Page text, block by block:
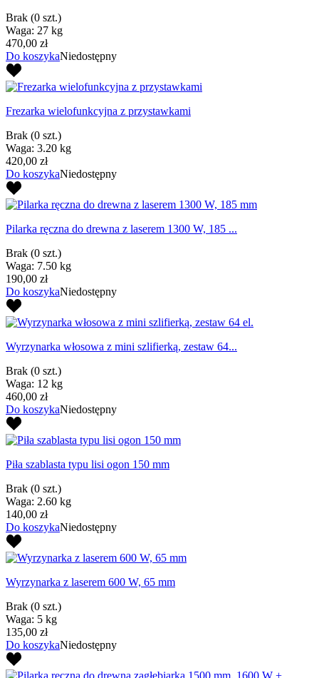
Brak (0 szt.)
Waga: 27 kg
470,00 zł
Do koszykaNiedostępny
Frezarka wielofunkcyjna z przystawkami
Brak (0 szt.)
Waga: 3.20 kg
420,00 zł
Do koszykaNiedostępny
Pilarka ręczna do drewna z laserem 1300 W, 185 ...
Brak (0 szt.)
Waga: 7.50 kg
190,00 zł
Do koszykaNiedostępny
Wyrzynarka włosowa z mini szlifierką, zestaw 64...
Brak (0 szt.)
Waga: 12 kg
460,00 zł
Do koszykaNiedostępny
Piła szablasta typu lisi ogon 150 mm
Brak (0 szt.)
Waga: 2.60 kg
140,00 zł
Do koszykaNiedostępny
Wyrzynarka z laserem 600 W, 65 mm
Brak (0 szt.)
Waga: 5 kg
135,00 zł
Do koszykaNiedostępny